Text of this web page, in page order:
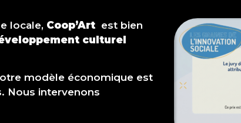
locale, Coop’Art est bien
culturel
modèle économique est
Nous intervenons